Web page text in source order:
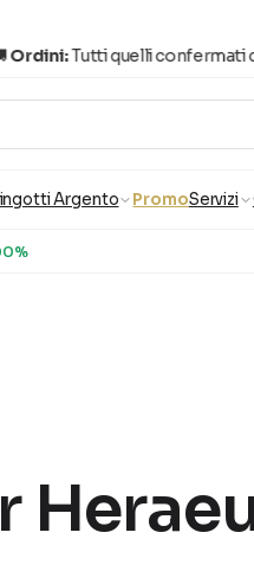
Tutti quelli confermati
Argento PromoServizi